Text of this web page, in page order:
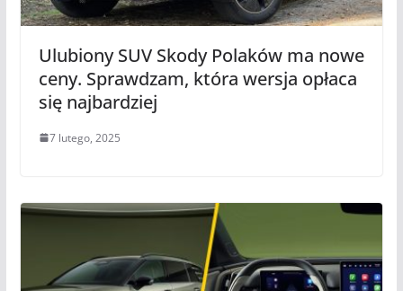
Ulubiony SUV Skody Polaków ma nowe
ceny. Sprawdzam, która wersja opłaca
się najbardziej
7 lutego, 2025